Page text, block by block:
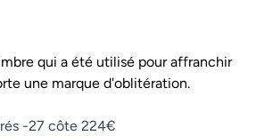
qui a été utilisé pour affranchir
une marque d'oblitération.
-27 côte 224€